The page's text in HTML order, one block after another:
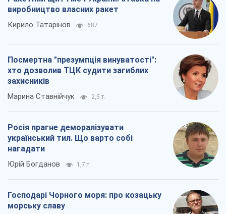
виробництво власних ракет
Кирило Татарінов 687
Посмертна "презумпція винуватості":
хто дозволив ТЦК судити загиблих
захисників
Марина Ставнійчук 2,5 т.
Росія прагне деморалізувати
український тил. Що варто собі
нагадати
Юрій Богданов 1,7 т.
Господарі Чорного моря: про козацьку
морську славу